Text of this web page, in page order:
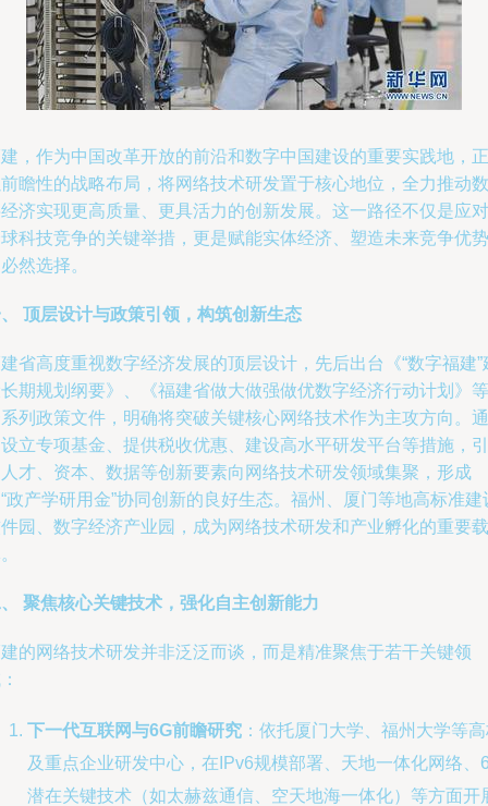
，作为中国改革开放的前沿和数字中国建设的重要实践地，正
瞻性的战略布局，将网络技术研发置于核心地位，全力推动数
济实现更高质量、更具活力的创新发展。这一路径不仅是应对
科技竞争的关键举措，更是赋能实体经济、塑造未来竞争优势
然选择。
顶层设计与政策引领，构筑创新生态
省高度重视数字经济发展的顶层设计，先后出台《“数字福建”
期规划纲要》、《福建省做大做强做优数字经济行动计划》等
列政策文件，明确将突破关键核心网络技术作为主攻方向。通
立专项基金、提供税收优惠、建设高水平研发平台等措施，引
才、资本、数据等创新要素向网络技术研发领域集聚，形成
政产学研用金”协同创新的良好生态。福州、厦门等地高标准建
园、数字经济产业园，成为网络技术研发和产业孵化的重要载
聚焦核心关键技术，强化自主创新能力
的网络技术研发并非泛泛而谈，而是精准聚焦于若干关键领
下一代互联网与6G前瞻研究 ：依托厦门大学、福州大学等
及重点企业研发中心，在IPv6规模部署、天地一体化网络、
潜在关键技术（如太赫兹通信、空天地海一体化）等方面开